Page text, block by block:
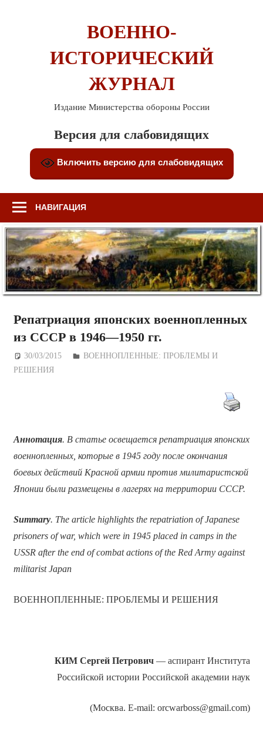
ВОЕННО-
ИСТОРИЧЕСКИЙ
ЖУРНАЛ
Издание Министерства обороны России
Версия для слабовидящих
Включить версию для слабовидящих
НАВИГАЦИЯ
Репатриация японских военнопленных
из СССР в 1946—1950 гг.
30/03/2015 Дежурный по Редакции
ВОЕННОПЛЕННЫЕ: ПРОБЛЕМЫ И
РЕШЕНИЯ
Аннотация. В статье освещается репатриация японских
военнопленных, которые в 1945 году после окончания
боевых действий Красной армии против милитаристской
Японии были размещены в лагерях на территории СССР.
Summary. The article highlights the repatriation of Japanese
prisoners of war, which were in 1945 placed in camps in the
USSR after the end of combat actions of the Red Army against
militarist Japan
ВОЕННОПЛЕННЫЕ: ПРОБЛЕМЫ И РЕШЕНИЯ
КИМ Сергей Петрович— аспирант Института
Российской истории Российской академии наук
(Москва. E-mail: orcwarboss@gmail.com)